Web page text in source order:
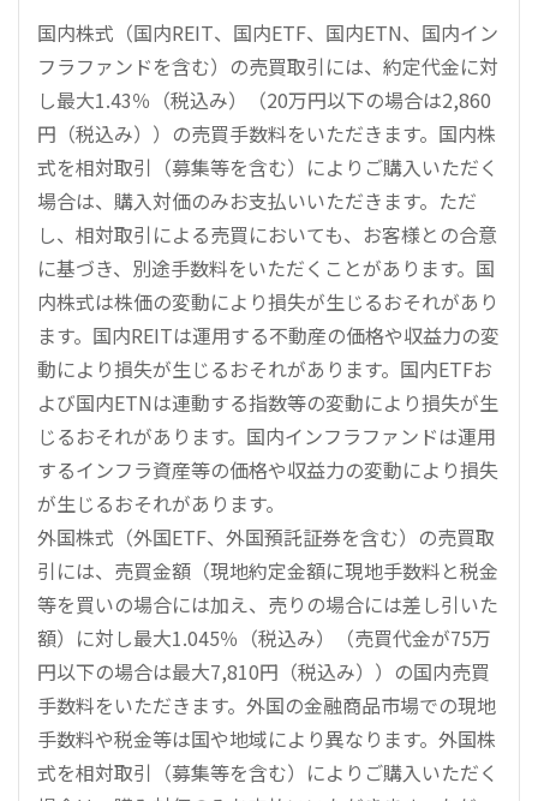
国内株式（国内REIT、国内ETF、国内ETN、国内イン
フラファンドを含む）の売買取引には、約定代金に対
し最大1.43％（税込み）（20万円以下の場合は2,860
円（税込み））の売買手数料をいただきます。国内株
式を相対取引（募集等を含む）によりご購入いただく
場合は、購入対価のみお支払いいただきます。ただ
し、相対取引による売買においても、お客様との合意
に基づき、別途手数料をいただくことがあります。国
内株式は株価の変動により損失が生じるおそれがあり
ます。国内REITは運用する不動産の価格や収益力の変
動により損失が生じるおそれがあります。国内ETFお
よび国内ETNは連動する指数等の変動により損失が生
じるおそれがあります。国内インフラファンドは運用
するインフラ資産等の価格や収益力の変動により損失
が生じるおそれがあります。
外国株式（外国ETF、外国預託証券を含む）の売買取
引には、売買金額（現地約定金額に現地手数料と税金
等を買いの場合には加え、売りの場合には差し引いた
額）に対し最大1.045％（税込み）（売買代金が75万
円以下の場合は最大7,810円（税込み））の国内売買
手数料をいただきます。外国の金融商品市場での現地
手数料や税金等は国や地域により異なります。外国株
式を相対取引（募集等を含む）によりご購入いただく